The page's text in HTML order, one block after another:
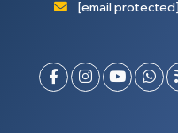
[email protected]